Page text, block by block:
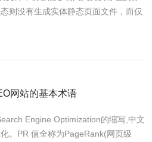
则没有生成实体静态页面文件，而仅
网站的基本术语
Engine Optimization的缩写,中文
。PR 值全称为PageRank(网页级